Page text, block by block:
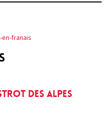
en-franais
des Alpes